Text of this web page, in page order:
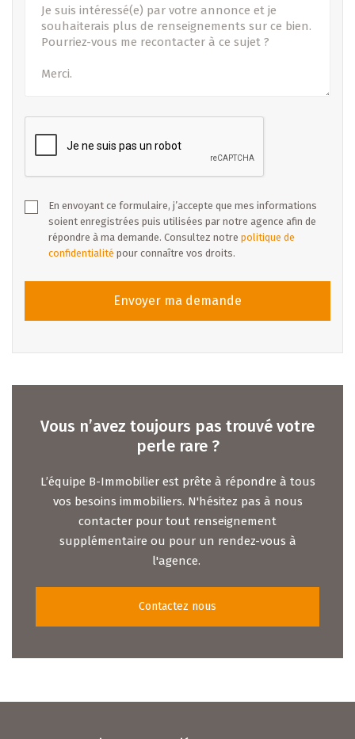
En envoyant ce formulaire, j’accepte que mes informations
soient enregistrées puis utilisées par notre agence afin de
répondre à ma demande. Consultez notre politique de
confidentialité pour connaître vos droits.
Envoyer ma demande
Vous n’avez toujours pas trouvé votre
perle rare ?
L’équipe B-Immobilier est prête à répondre à tous
vos besoins immobiliers. N'hésitez pas à nous
contacter pour tout renseignement
supplémentaire ou pour un rendez-vous à
l'agence.
Contactez nous